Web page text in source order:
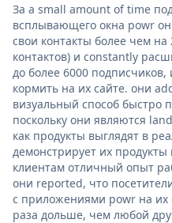
За a small amount of time
всплывающего окна powr
свои контакты более чем
контактов) и constantly
до более 6000
кормить на их сайте. они
визуальный способ быстро
поскольку они являются
как продукты выглядят в
демонстрирует их продукты
клиентам отличный опыт
они reported, что
с приложениями powr на их
раза дольше, чем любой